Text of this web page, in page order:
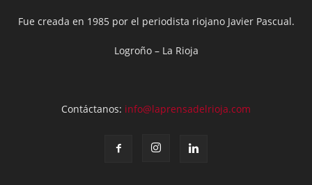
Fue creada en 1985 por el periodista riojano Javier Pascual.
Logroño – La Rioja
Contáctanos: info@laprensadelrioja.com